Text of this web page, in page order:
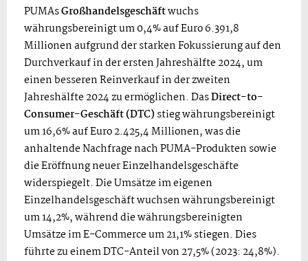
PUMAsGroßhandelsgeschäftwuchs
währungsbereinigt um 0,4% auf Euro 6.391,8
Millionen aufgrund der starken Fokussierung auf den
Durchverkauf in der ersten Jahreshälfte 2024, um
einen besseren Reinverkauf in der zweiten
Jahreshälfte 2024 zu ermöglichen. DasDirect-to-
Consumer-Geschäft (DTC)stieg währungsbereinigt
um 16,6% auf Euro 2.425,4 Millionen, was die
anhaltende Nachfrage nach PUMA-Produkten sowie
die Eröffnung neuer Einzelhandelsgeschäfte
widerspiegelt. Die Umsätze im eigenen
Einzelhandelsgeschäft wuchsen währungsbereinigt
um 14,2%, während die währungsbereinigten
Umsätze im E-Commerce um 21,1% stiegen. Dies
führte zu einem DTC-Anteil von 27,5% (2023: 24,8%).